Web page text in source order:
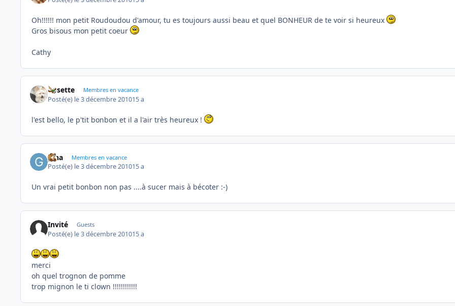
Oh!!!!!! mon petit Roudoudou d'amour, tu es toujours aussi beau et quel BONHEUR de te voir si heureux
Gros bisous mon petit coeur
Cathy
Rosette Membres en vacance
Posté(e) le 3 décembre 201015 a
l'est bello, le p'tit bonbon et il a l'air très heureux !
gina Membres en vacance
Posté(e) le 3 décembre 201015 a
Un vrai petit bonbon non pas ....à sucer mais à bécoter :-)
Invité Guests
Posté(e) le 3 décembre 201015 a
merci
oh quel trognon de pomme
trop mignon le ti clown !!!!!!!!!!!!